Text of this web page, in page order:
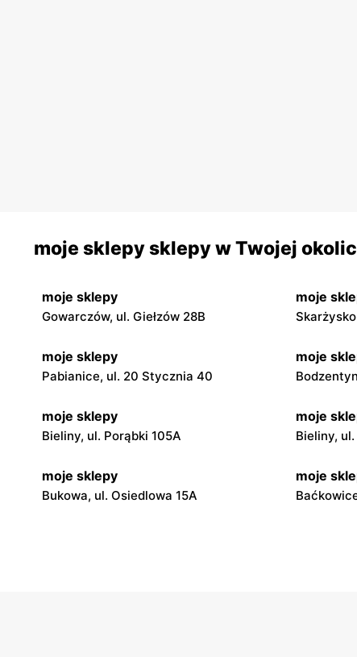
moje sklepy sklepy w Twojej
moje sklepy
Gowarczów, ul. Giełzów 28B
moje
moje sklepy
Pabianice, ul. 20 Stycznia 40
moje
moje sklepy
Bieliny, ul. Porąbki 105A
moje
Bieliny,
moje sklepy
Bukowa, ul. Osiedlowa 15A
moje